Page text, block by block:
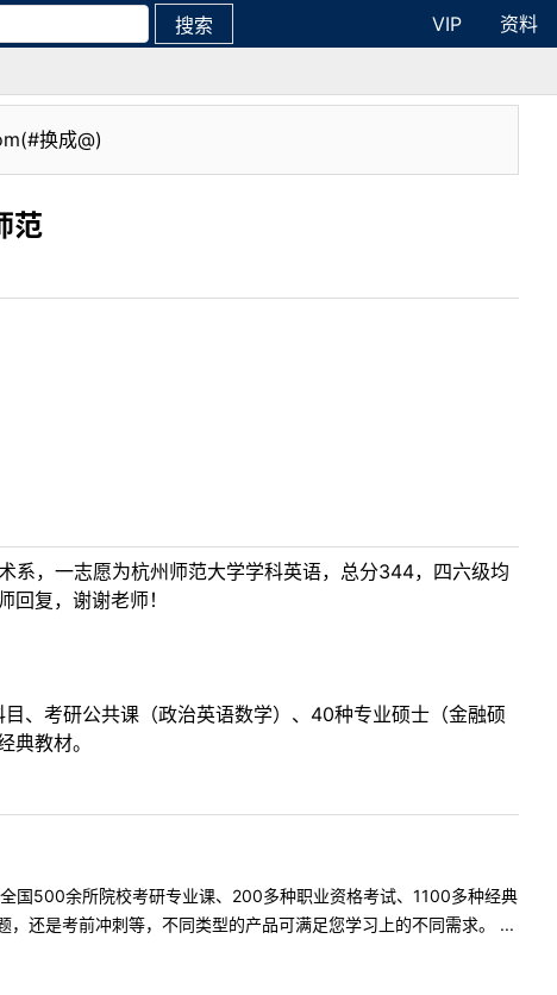
搜索 VIP
资料
换成@)
范
系，一志愿为杭州师范大学学科英语，总分344，四六级均
复，谢谢老师！
、考研公共课（政治英语数学）、40种专业硕士（金融硕
教材。
国500余所院校考研专业课、200多种职业资格考试、1100多种经典
还是考前冲刺等，不同类型的产品可满足您学习上的不同需求。 ...